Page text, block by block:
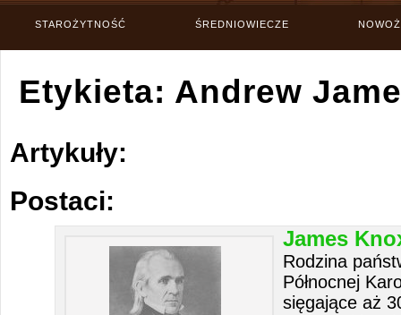
STAROŻYTNOŚĆ ŚREDNIOWIECZE
Etykieta: Andrew
Artykuły:
Postaci:
James
Rodzina
Północnej
sięgające aż